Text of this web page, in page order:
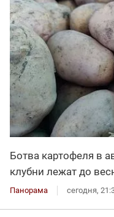
Ботва картофеля в
клубни лежат до
Панорама сегодня,